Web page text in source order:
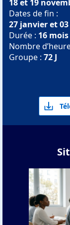
18 et 19
Dates de fin :
27 janvier et
Durée : 16 mois
Nombre
Groupe : 72 J